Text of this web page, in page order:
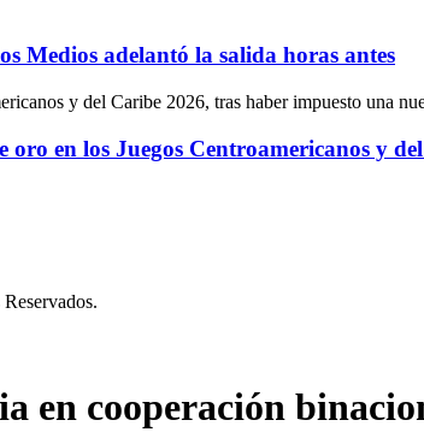
Medios adelantó la salida horas antes
en los Juegos Centroamericanos y
en cooperación